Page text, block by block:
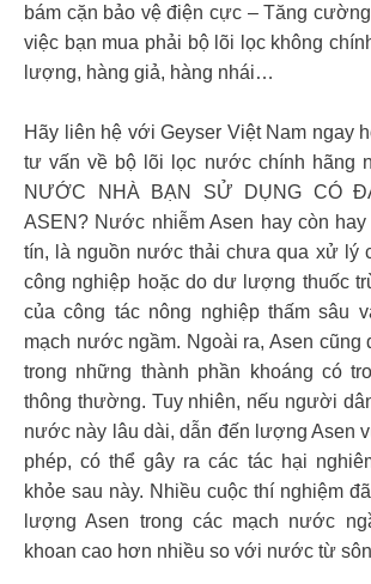
bám cặn bảo vệ điện cực – Tăng
việc bạn mua phải bộ lõi lọc không
lượng, hàng giả, hàng nhái…
Hãy liên hệ với Geyser Việt Nam ngay
tư vấn về bộ lõi lọc nước chính hãng
NƯỚC NHÀ BẠN SỬ DỤNG CÓ
ASEN? Nước nhiễm Asen hay còn
tín, là nguồn nước thải chưa qua xử lý
công nghiệp hoặc do dư lượng thuốc
của công tác nông nghiệp thấm sâu
mạch nước ngầm. Ngoài ra, Asen cũng
trong những thành phần khoáng có
thông thường. Tuy nhiên, nếu người
nước này lâu dài, dẫn đến lượng Asen
phép, có thể gây ra các tác hại
khỏe sau này. Nhiều cuộc thí nghiệm
lượng Asen trong các mạch nước
khoan cao hơn nhiều so với nước từ